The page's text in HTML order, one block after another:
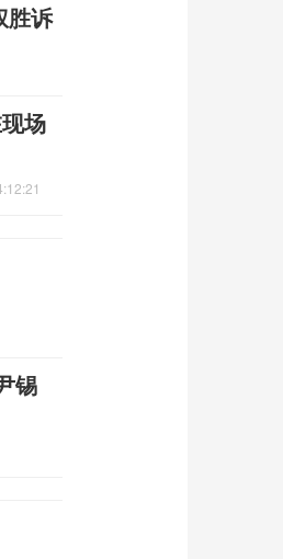
胜诉
场
锡